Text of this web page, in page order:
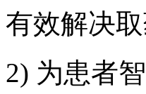
有效解决
2) 为患者